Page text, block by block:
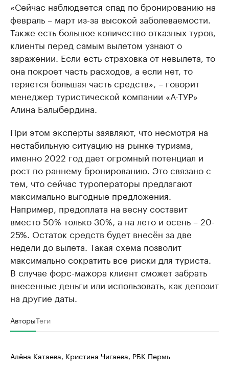
«Сейчас наблюдается спад по бронированию на
февраль – март из-за высокой заболеваемости.
Также есть большое количество отказных туров,
клиенты перед самым вылетом узнают о
заражении. Если есть страховка от невылета, то
она покроет часть расходов, а если нет, то
теряется большая часть средств», – говорит
менеджер туристической компании «А-ТУР»
Алина Балыбердина.
При этом эксперты заявляют, что несмотря на
нестабильную ситуацию на рынке туризма,
именно 2022 год дает огромный потенциал и
рост по раннему бронированию. Это связано с
тем, что сейчас туроператоры предлагают
максимально выгодные предложения.
Например, предоплата на весну составит
вместо 50% только 30%, а на лето и осень – 20-
25%. Остаток средств будет внесён за две
недели до вылета. Такая схема позволит
максимально сократить все риски для туриста.
В случае форс-мажора клиент сможет забрать
внесенные деньги или использовать, как депозит
на другие даты.
АвторыТеги
Алёна Катаева, Кристина Чигаева, РБК Пермь